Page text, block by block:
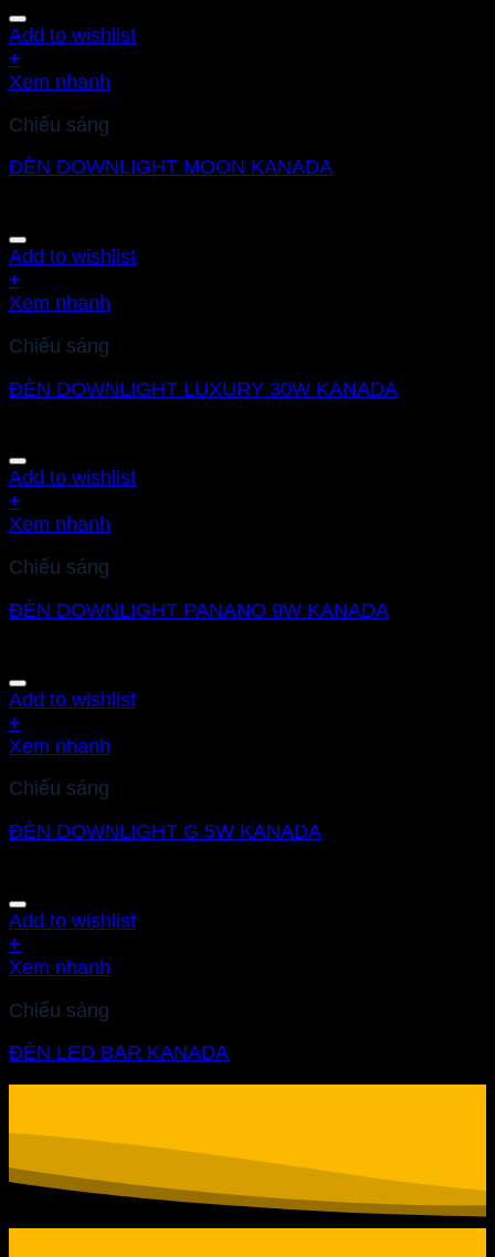
Add to wishlist
+
Xem nhanh
Chiếu sáng
ĐÈN DOWNLIGHT MOON KANADA
Add to wishlist
+
Xem nhanh
Chiếu sáng
ĐÈN DOWNLIGHT LUXURY 30W KANADA
Add to wishlist
+
Xem nhanh
Chiếu sáng
ĐÈN DOWNLIGHT PANANO 9W KANADA
Add to wishlist
+
Xem nhanh
Chiếu sáng
ĐÈN DOWNLIGHT G 5W KANADA
Add to wishlist
+
Xem nhanh
Chiếu sáng
ĐÈN LED BAR KANADA